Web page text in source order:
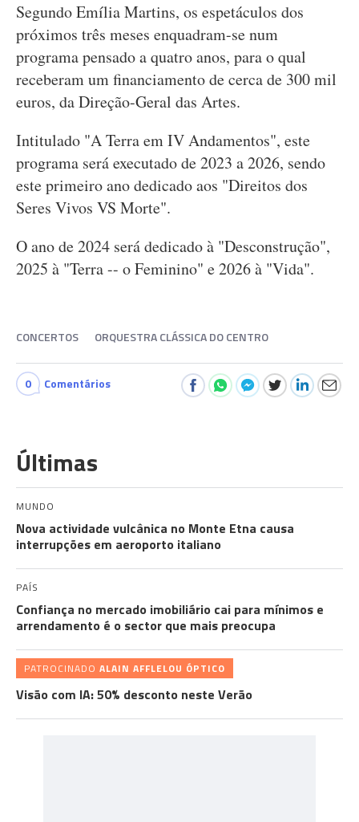
Segundo Emília Martins, os espetáculos dos
próximos três meses enquadram-se num
programa pensado a quatro anos, para o qual
receberam um financiamento de cerca de 300 mil
euros, da Direção-Geral das Artes.
Intitulado "A Terra em IV Andamentos", este
programa será executado de 2023 a 2026, sendo
este primeiro ano dedicado aos "Direitos dos
Seres Vivos VS Morte".
O ano de 2024 será dedicado à "Desconstrução",
2025 à "Terra -- o Feminino" e 2026 à "Vida".
CONCERTOS ORQUESTRA CLÁSSICA DO CENTRO
0 Comentários
Últimas
MUNDO
Nova actividade vulcânica no Monte Etna causa
interrupções em aeroporto italiano
PAÍS
Confiança no mercado imobiliário cai para mínimos e
arrendamento é o sector que mais preocupa
PATROCINADO ALAIN AFFLELOU ÓPTICO
Visão com IA: 50% desconto neste Verão